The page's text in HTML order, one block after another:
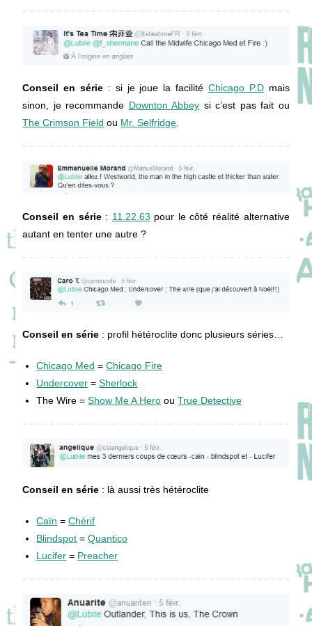
Conseil en série : si je joue la facilité Chicago P.Dmais
sinon, je recommande Downton Abbey si c’est pas fait ou
The Crimson Field ou Mr. Selfridge
Conseil en série: 11.22.63 pour le côté réalité alternative
autant en tenter une autre ?
Conseil en série : profil hétéroclite donc plusieurs séries…
Chicago Med =Chicago Fire
Undercover =Sherlock
The Wire =Show Me A Hero ouTrue Detective
Conseil en série : là aussi très hétéroclite
Caïn =Chérif
Blindspot =Quantico
Lucifer = Preacher